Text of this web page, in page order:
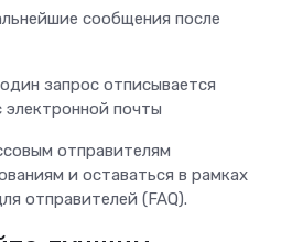
сообщения после
запрос отписывается
почты
отправителям
и оставаться в рамках
отправителей (FAQ).